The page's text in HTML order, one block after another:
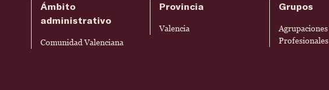
Ámbito
administrativo
Comunidad Valenciana
Provincia
Valencia
Grupos
Agrupaciones
Profesionales